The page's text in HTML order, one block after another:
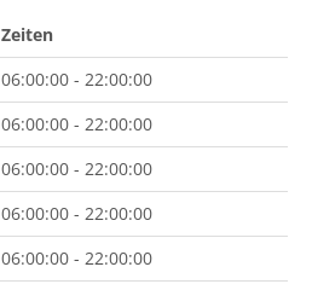
Zeiten
06:00:00 - 22:00:00
06:00:00 - 22:00:00
06:00:00 - 22:00:00
06:00:00 - 22:00:00
06:00:00 - 22:00:00